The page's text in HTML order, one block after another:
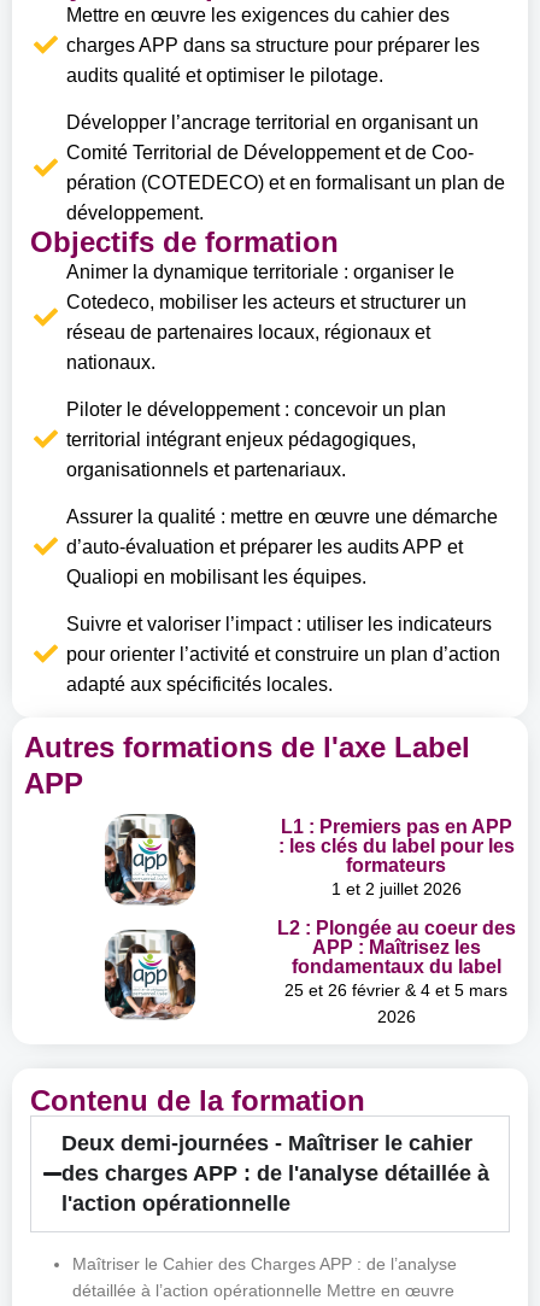
Mettre en œuvre les exigences du cahier des
charges APP dans sa structure pour préparer les
audits qualité et optimiser le pilotage.
Développer l’ancrage territorial en organisant un
Comité Territorial de Développement et de Coo-
pération (COTEDECO) et en formalisant un plan de
développement.
Objectifs de formation
Animer la dynamique territoriale : organiser le
Cotedeco, mobiliser les acteurs et structurer un
réseau de partenaires locaux, régionaux et
nationaux.
Piloter le développement : concevoir un plan
territorial intégrant enjeux pédagogiques,
organisationnels et partenariaux.
Assurer la qualité : mettre en œuvre une démarche
d’auto-évaluation et préparer les audits APP et
Qualiopi en mobilisant les équipes.
Suivre et valoriser l’impact : utiliser les indicateurs
pour orienter l’activité et construire un plan d’action
adapté aux spécificités locales.
Autres formations de l'axe Label
APP
L1 : Premiers pas en APP
: les clés du label pour les
formateurs
1 et 2 juillet 2026
L2 : Plongée au coeur des
APP : Maîtrisez les
fondamentaux du label
25 et 26 février & 4 et 5 mars
2026
Contenu de la formation
Deux demi-journées - Maîtriser le cahier
des charges APP : de l'analyse détaillée à
l'action opérationnelle
Maîtriser le Cahier des Charges APP : de l’analyse
détaillée à l’action opérationnelle Mettre en œuvre